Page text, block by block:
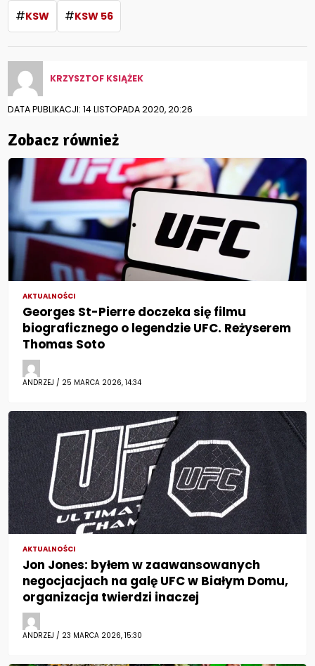
#KSW #KSW 56
KRZYSZTOF KSIĄŻEK
DATA PUBLIKACJI: 14 LISTOPADA 2020, 20:26
Zobacz również
AKTUALNOŚCI
Georges St-Pierre doczeka się filmu
biograficznego o legendzie UFC. Reżyserem
Thomas Soto
ANDRZEJ / 25 MARCA 2026, 14:34
AKTUALNOŚCI
Jon Jones: byłem w zaawansowanych
negocjacjach na galę UFC w Białym Domu,
organizacja twierdzi inaczej
ANDRZEJ / 23 MARCA 2026, 15:30